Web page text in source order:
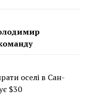
оселі в Сан-
$30